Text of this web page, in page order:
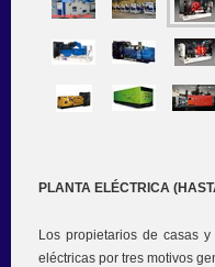
PLANTA ELÉCTRICA
Los propietarios de casas
eléctricas por tres motivos